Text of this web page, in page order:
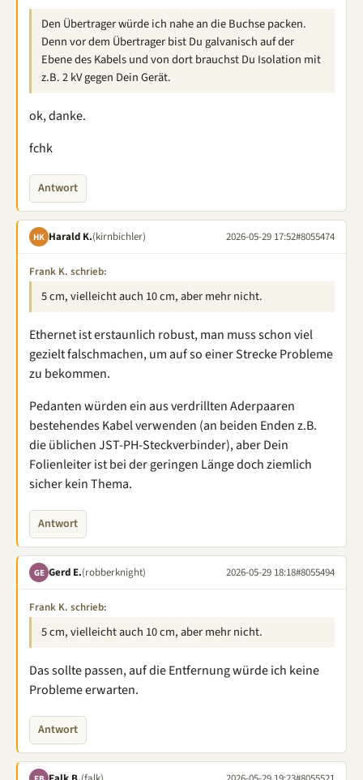
Den Übertrager würde ich nahe an die Buchse packen.
Denn vor dem Übertrager bist Du galvanisch auf der
Ebene des Kabels und von dort brauchst Du Isolation mit
z.B. 2 kV gegen Dein Gerät.
ok, danke.
fchk
Antwort
HK Harald K.(kirnbichler) 2026-05-29 17:52#8055474
Frank K. schrieb:
5 cm, vielleicht auch 10 cm, aber mehr nicht.
Ethernet ist erstaunlich robust, man muss schon viel
gezielt falschmachen, um auf so einer Strecke Probleme
zu bekommen.
Pedanten würden ein aus verdrillten Aderpaaren
bestehendes Kabel verwenden (an beiden Enden z.B.
die üblichen JST-PH-Steckverbinder), aber Dein
Folienleiter ist bei der geringen Länge doch ziemlich
sicher kein Thema.
Antwort
GE Gerd E.(robberknight) 2026-05-29 18:18#8055494
Frank K. schrieb:
5 cm, vielleicht auch 10 cm, aber mehr nicht.
Das sollte passen, auf die Entfernung würde ich keine
Probleme erwarten.
Antwort